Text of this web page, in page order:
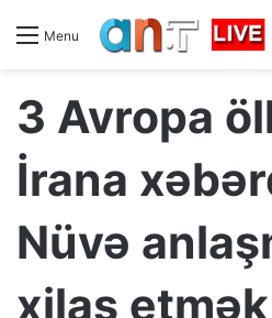
Menu
3 Avropa
İrana
Nüvə
xilas